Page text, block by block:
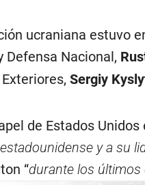
ucraniana estuvo
Defensa Nacional,
Sergiy
de Estados Unidos
y a su
“durante los últimos